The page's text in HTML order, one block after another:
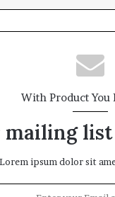
With Product You
Lorem ipsum dolor sit